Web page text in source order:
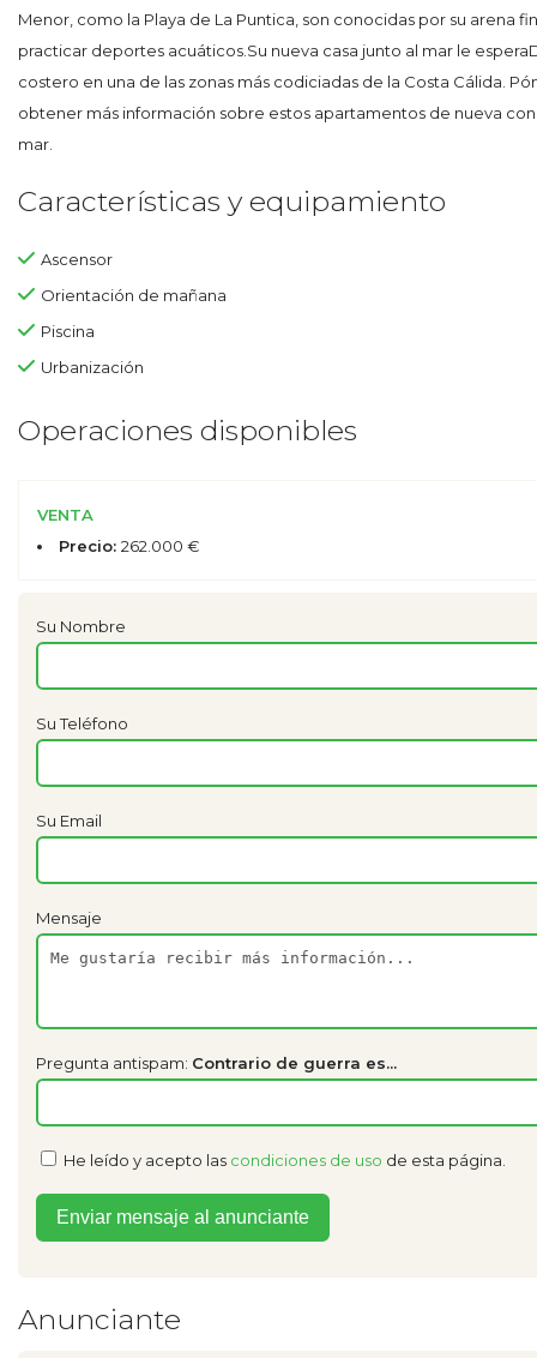
Menor, como la Playa de La Puntica, son conocidas por su arena
practicar deportes acuáticos.Su nueva casa junto al mar le
costero en una de las zonas más codiciadas de la Costa Cálida.
obtener más información sobre estos apartamentos de nueva
mar.
Características y equipamiento
Ascensor
Orientación de mañana
Piscina
Urbanización
Operaciones disponibles
VENTA
Precio: 262.000 €
Su Nombre
Su Teléfono
Su Email
Mensaje
Pregunta antispam: Contrario de guerra es...
He leído y acepto las condiciones de uso de esta página.
Anunciante